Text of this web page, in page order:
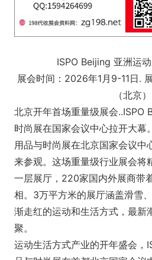
ISPO Beijing 亚洲运
展会时间：2026年1月9-11日.
（北京）
北京开年首场重量级展会..ISPO
时尚展在国家会议中心拉开大幕
用品与时尚展在北京国家会议中
来参观。这场重量级行业展会将
一层展厅，220家国内外展商带
相。3万平方米的展厅涵盖滑雪
渐走红的运动和生活方式，最新
聚。
运动生活方式产业的开年盛会，